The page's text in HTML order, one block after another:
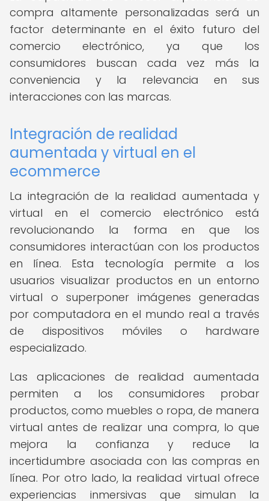
compra altamente personalizadas será un
factor determinante en el éxito futuro del
comercio electrónico, ya que los
consumidores buscan cada vez más la
conveniencia y la relevancia en sus
interacciones con las marcas.
Integración de realidad
aumentada y virtual en el
ecommerce
La integración de la realidad aumentada y
virtual en el comercio electrónico está
revolucionando la forma en que los
consumidores interactúan con los productos
en línea. Esta tecnología permite a los
usuarios visualizar productos en un entorno
virtual o superponer imágenes generadas
por computadora en el mundo real a través
de dispositivos móviles o hardware
especializado.
Las aplicaciones de realidad aumentada
permiten a los consumidores probar
productos, como muebles o ropa, de manera
virtual antes de realizar una compra, lo que
mejora la confianza y reduce la
incertidumbre asociada con las compras en
línea. Por otro lado, la realidad virtual ofrece
experiencias inmersivas que simulan la